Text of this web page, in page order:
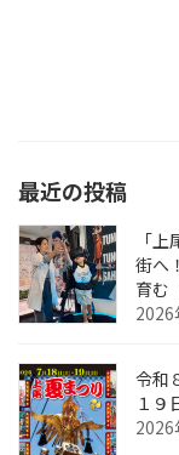
最近の投稿
「
街へ
育む
2026
令和
１９
2026